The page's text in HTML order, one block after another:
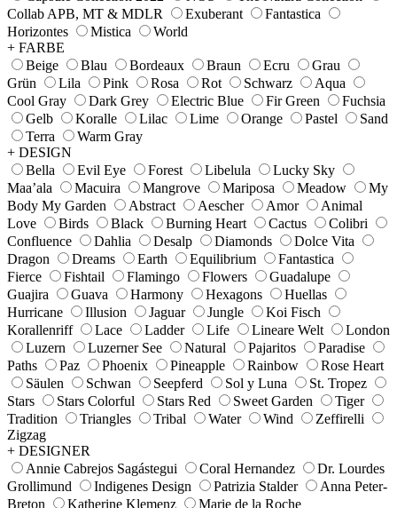
Collab APB, MT & MDLR
Exuberant
Fantastica
Horizontes
Mistica
World
+ FARBE
Beige
Blau Bordeaux Braun Ecru
Grau
Grün
Lila Pink Rosa Rot Schwarz
Aqua
Cool Gray
Dark Grey Electric Blue Fir Green
Fuchsia
Gelb
Koralle Lilac Lime Orange Pastel
Sand
Terra
Warm Gray
+ DESIGN
Bella
Evil Eye Forest Libelula
Lucky Sky
Maa’ala
Macuira Mangrove Mariposa Meadow
My
Body My Garden
Abstract Aescher Amor
Animal
Love
Birds Black Burning Heart Cactus
Colibri
Confluence
Dahlia Desalp Diamonds
Dolce Vita
Dragon
Dreams Earth Equilibrium
Fantastica
Fierce
Fishtail Flamingo Flowers
Guadalupe
Guajira
Guava Harmony Hexagons
Huellas
Hurricane
Illusion Jaguar Jungle
Koi Fisch
Korallenriff
Lace Ladder Life Lineare Welt
London
Luzern
Luzerner See Natural Pajaritos
Paradise
Paths
Paz Phoenix Pineapple Rainbow
Rose Heart
Säulen
Schwan Seepferd Sol y Luna
St. Tropez
Stars
Stars Colorful Stars Red Sweet Garden
Tiger
Tradition
Triangles Tribal Water Wind
Zeffirelli
Zigzag
+ DESIGNER
Annie Cabrejos Sagástegui
Coral Hernandez
Dr. Lourdes
Grollimund
Indigenes Design Patrizia Stalder
Anna Peter-
Breton
Katherine Klemenz Marie de la Roche